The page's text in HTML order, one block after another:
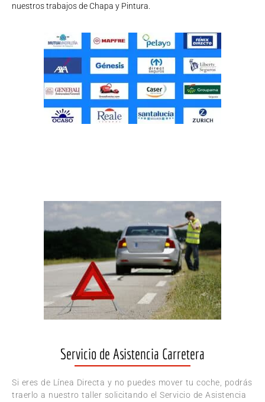
nuestros trabajos de Chapa y Pintura.
Servicio de Asistencia Carretera
Si eres de Línea Directa y no puedes mover tu coche, podrás
traerlo a nuestro taller solicitando el Servicio de Asistencia